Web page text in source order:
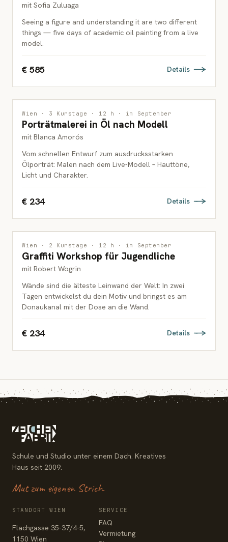
mit Sofia Zuluaga
Seeing a figure and understanding it are two different
things — five days of academic oil painting from a live
model.
€ 585 Details
MALEREI
ERWACHSENE
Wien · 3 Kurstage · 12 h · im September
Porträtmalerei in Öl nach Modell
mit Blanca Amorós
Vom schnellen Entwurf zum ausdrucksstarken
Ölporträt: Malen nach dem Live-Modell – Hauttöne,
Licht und Charakter.
€ 234 Details
MALEREI
JUGENDLICHE
Wien · 2 Kurstage · 12 h · im September
Graffiti Workshop für Jugendliche
mit Robert Wogrin
Wände sind die älteste Leinwand der Welt: In zwei
Tagen entwickelst du dein Motiv und bringst es am
Donaukanal mit der Dose an die Wand.
€ 234 Details
Schule und Studio unter einem Dach. Kreatives
Haus seit 2009.
Mut zum eigenen Strich.
STANDORT WIEN
Flachgasse 35-37/4-5,
1150 Wien
SERVICE
FAQ
Vermietung